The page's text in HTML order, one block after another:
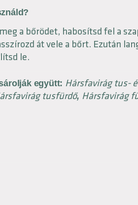
a bőrödet, habosítsd fel a
át vele a bőrt. Ezután
le.
együtt: Hársfavirág tus-
tusfürdő, Hársfavirág